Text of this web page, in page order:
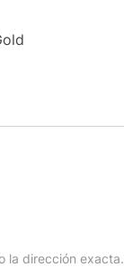
la dirección exacta.